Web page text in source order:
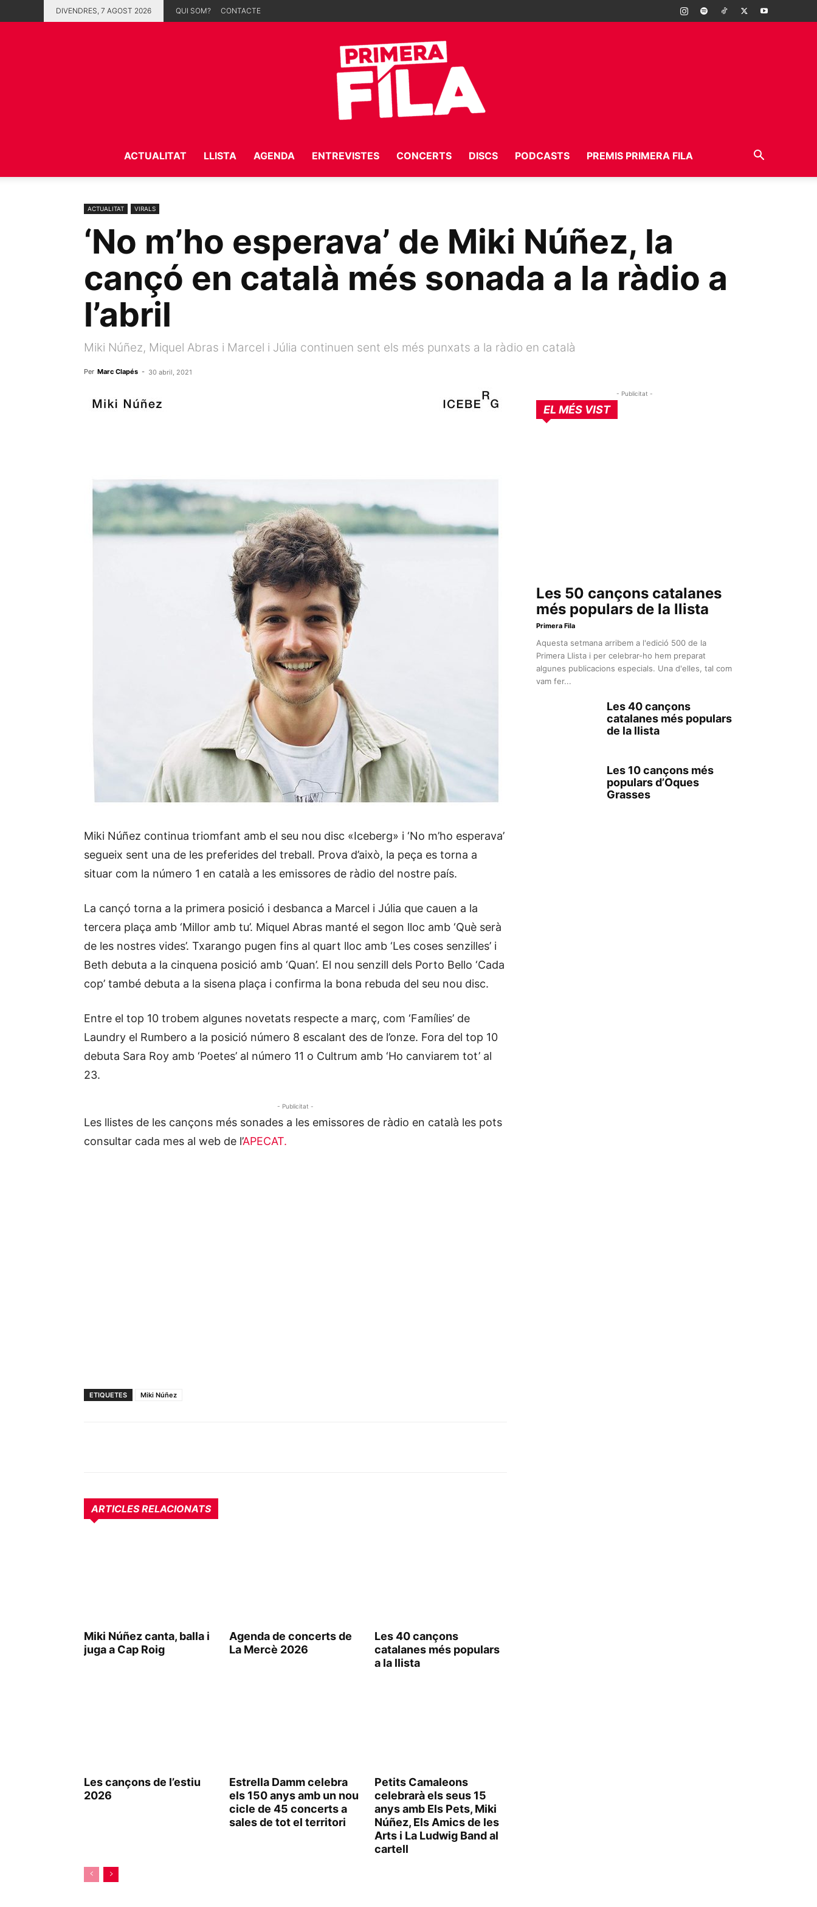
DIVENDRES, 7 AGOST 2026 QUI SOM? CONTACTE
Fila
ACTUALITAT LLISTA AGENDA ENTREVISTES CONCERTS DISCS PODCASTS PREMIS PRIMERA FILA
ACTUALITAT VIRALS
‘No m’ho esperava’ de Miki Núñez, la
cançó en català més sonada a la ràdio a
l’abril
Miki Núñez, Miquel Abras i Marcel i Júlia continuen sent els més punxats a la ràdio en català
Per Marc Clapés - 30 abril, 2021
Miki Núñez continua triomfant amb el seu nou disc «Iceberg» i ‘No m’ho esperava’
segueix sent una de les preferides del treball. Prova d’això, la peça es torna a
situar com la número 1 en català a les emissores de ràdio del nostre país.
La cançó torna a la primera posició i desbanca a Marcel i Júlia que cauen a la
tercera plaça amb ‘Millor amb tu’. Miquel Abras manté el segon lloc amb ‘Què serà
de les nostres vides’. Txarango pugen fins al quart lloc amb ‘Les coses senzilles’ i
Beth debuta a la cinquena posició amb ‘Quan’. El nou senzill dels Porto Bello ‘Cada
cop’ també debuta a la sisena plaça i confirma la bona rebuda del seu nou disc.
Entre el top 10 trobem algunes novetats respecte a març, com ‘Famílies’ de
Laundry el Rumbero a la posició número 8 escalant des de l’onze. Fora del top 10
debuta Sara Roy amb ‘Poetes’ al número 11 o Cultrum amb ‘Ho canviarem tot’ al
23.
- Publicitat -
Les llistes de les cançons més sonades a les emissores de ràdio en català les pots
consultar cada mes al web de l’APECAT.
ETIQUETES Miki Núñez
ARTICLES RELACIONATS
Miki Núñez canta, balla i
juga a Cap Roig
Agenda de concerts de
La Mercè 2026
Les 40 cançons
catalanes més populars
a la llista
Les cançons de l’estiu
2026
Estrella Damm celebra
els 150 anys amb un nou
cicle de 45 concerts a
sales de tot el territori
Petits Camaleons
celebrarà els seus 15
anys amb Els Pets, Miki
Núñez, Els Amics de les
Arts i La Ludwig Band al
cartell
- Publicitat -
EL MÉS VIST
Les 50 cançons catalanes
més populars de la llista
Primera Fila
Aquesta setmana arribem a l'edició 500 de la
Primera Llista i per celebrar-ho hem preparat
algunes publicacions especials. Una d'elles, tal com
vam fer...
Les 40 cançons
catalanes més populars
de la llista
Les 10 cançons més
populars d’Oques
Grasses